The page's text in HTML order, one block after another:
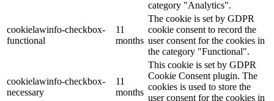
category "Analytics".
cookielawinfo-checkbox-
functional
11
months
The cookie is set by GDPR
cookie consent to record the
user consent for the cookies in
the category "Functional".
cookielawinfo-checkbox-
necessary
11
months
This cookie is set by GDPR
Cookie Consent plugin. The
cookies is used to store the
user consent for the cookies in